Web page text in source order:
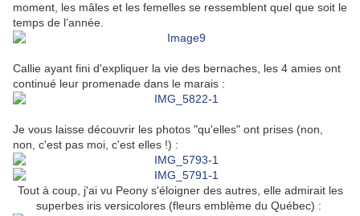
moment, les mâles et les femelles se ressemblent quel que soit le
temps de l’année.
Callie ayant fini d'expliquer la vie des bernaches, les 4 amies ont
continué leur promenade dans le marais :
Je vous laisse découvrir les photos "qu'elles" ont prises (non,
non, c'est pas moi, c'est elles !) :
Tout à coup, j'ai vu Peony s'éloigner des autres, elle admirait les
superbes iris versicolores (fleurs emblème du Québec) :